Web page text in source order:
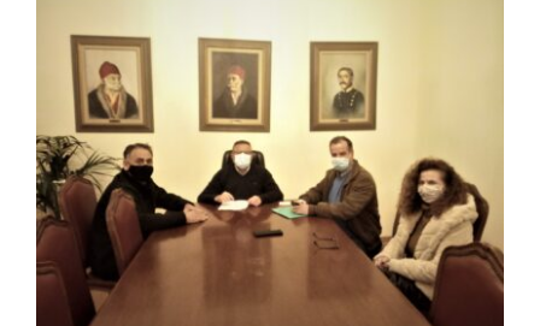
Larger
Image